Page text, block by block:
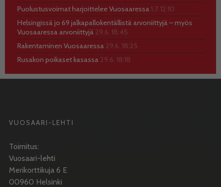
Puolustusvoimat harjoittelee Vuosaaressa 1.7. 12:10
Helsingissä jo 69 jalkapallokentällistä arvoniittyjä – myös
Vuosaaressa arvoniittyjä 29.6. 18:45
Rakentaminen Vuosaaressa 29.6. 18:25
Rusakon poikaset kasassa 29.6. 18:18
VUOSAARI-LEHTI
Toimitus:
Vuosaari-lehti
Merikorttikuja 6 E
00960 Helsinki